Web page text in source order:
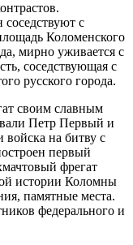
с
Коломенского
мирно уживается с
соседствующая с
русского города.
своим славным
Петр Первый и
войска на битву с
первый
фрегат
истории Коломны
памятные места.
федерального и